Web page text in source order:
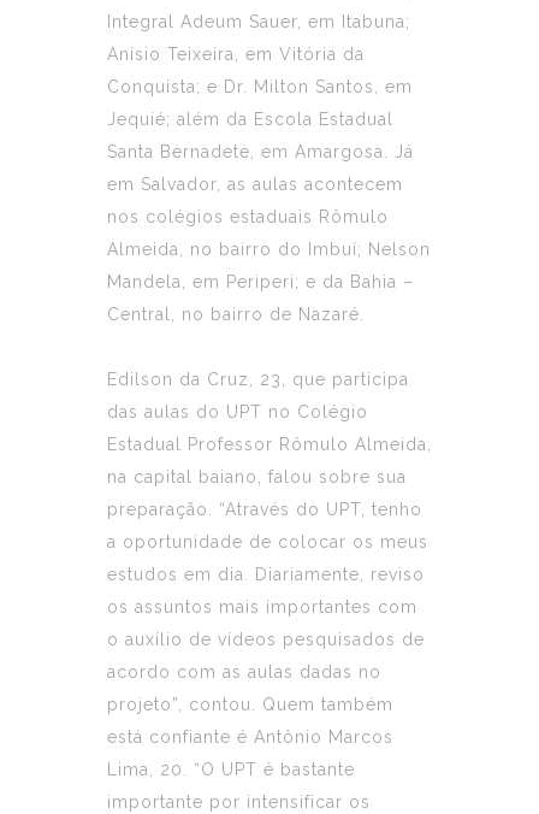
Integral Adeum Sauer, em Itabuna;
Anísio Teixeira, em Vitória da
Conquista; e Dr. Milton Santos, em
Jequié; além da Escola Estadual
Santa Bernadete, em Amargosa. Já
em Salvador, as aulas acontecem
nos colégios estaduais Rômulo
Almeida, no bairro do Imbuí; Nelson
Mandela, em Periperi; e da Bahia –
Central, no bairro de Nazaré.
Edilson da Cruz, 23, que participa
das aulas do UPT no Colégio
Estadual Professor Rômulo Almeida,
na capital baiano, falou sobre sua
preparação. “Através do UPT, tenho
a oportunidade de colocar os meus
estudos em dia. Diariamente, reviso
os assuntos mais importantes com
o auxílio de vídeos pesquisados de
acordo com as aulas dadas no
projeto”, contou. Quem também
está confiante é Antônio Marcos
Lima, 20. “O UPT é bastante
importante por intensificar os